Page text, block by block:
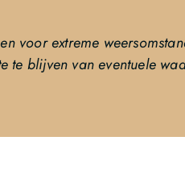
voor extreme
blijven van eventuele